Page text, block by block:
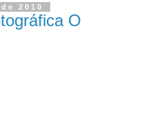
2010
O